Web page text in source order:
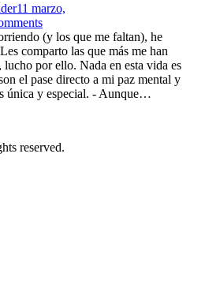
11 marzo,
(y los que me faltan), he
comparto las que más me han
por ello. Nada en esta vida es
el pase directo a mi paz mental y
única y especial. - Aunque…
reserved.